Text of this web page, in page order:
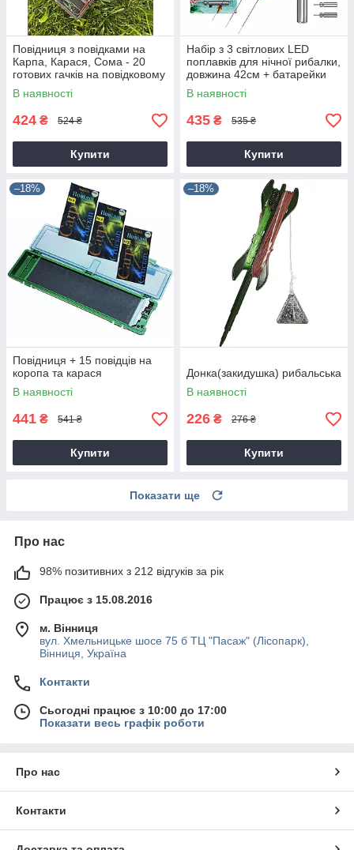
Повідниця з повідками на
Карпа, Карася, Сома - 20
готових гачків на повідковому
матеріалі
В наявності
424 ₴ 524 ₴
Купити
Набір з 3 світлових LED
поплавків для нічної рибалки,
довжина 42см + батарейки
CR425-5шт
В наявності
435 ₴ 535 ₴
Купити
–18%
Повідниця + 15 повідців на
коропа та карася
В наявності
441 ₴ 541 ₴
Купити
–18%
Донка(закидушка) рибальська
В наявності
226 ₴ 276 ₴
Купити
Показати ще
Про нас
98% позитивних з 212 відгуків за рік
Працює з 15.08.2016
м. Вінниця
вул. Хмельницьке шосе 75 б ТЦ "Пасаж" (Лісопарк),
Вінниця, Україна
Контакти
Сьогодні працює з 10:00 до 17:00
Показати весь графік роботи
Про нас
Контакти